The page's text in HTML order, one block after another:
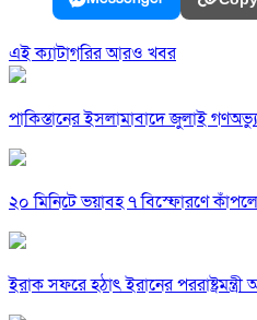
এই ক্যাটাগরির আরও খবর
পাকিস্তানের ইসলামাবাদে জুলাই
২০ মিনিটে ভয়াবহ ৭ বিস্ফোরণে
ইরাক সফরে হঠাৎ ইরানের